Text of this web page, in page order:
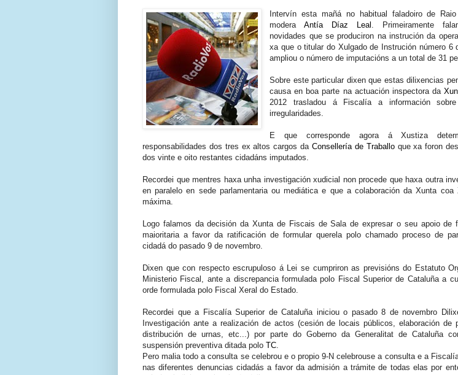
Intervín esta mañá no habitual faladoiro de
moderaAntía Díaz Leal . Primeiramente
novidades que se produciron na instrución da
xa que o titular do Xulgado de Instrución número 6
ampliou o número de imputacións a un total de 31
Sobre este particular dixen que estas dilixencias
causa en boa parte na actuación inspectora da
2012 trasladou á Fiscalía a información sobre
irregularidades.
E que corresponde agora á Xustiza
responsabilidades dos tres ex altos cargos da Consellería de Traballoque xa foron
dos vinte e oito restantes cidadáns imputados.
Recordei que mentres haxa unha investigación xudicial non procede que haxa outra
en paralelo en sede parlamentaria ou mediática e que a colaboración da Xunta coa
máxima.
Logo falamos da decisión da Xunta de Fiscais de Sala de expresar o seu apoio de
maioritaria a favor da ratificación de formular querela polo chamado proceso de
cidadá do pasado 9 de novembro.
Dixen que con respecto escrupuloso á Lei se cumpriron as previsións do Estatuto
Ministerio Fiscal, ante a discrepancia formulada polo Fiscal Superior de Cataluña a
orde formulada polo Fiscal Xeral do Estado.
Recordei que a Fiscalía Superior de Cataluña iniciou o pasado 8 de novembro
Investigación ante a realización de actos (cesión de locais públicos, elaboración de
distribución de urnas, etc...) por parte do Goberno da Generalitat de Cataluña
suspensión preventiva ditada polo TC
Pero malia todo a consulta se celebrou e o propio 9-N celebrouse a consulta e a
nas diferentes denuncias cidadás a favor da admisión a trámite de todas elas por